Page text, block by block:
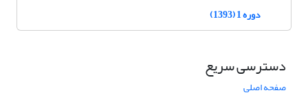
دوره 1 (1393)
دسترسی سریع
صفحه اصلی